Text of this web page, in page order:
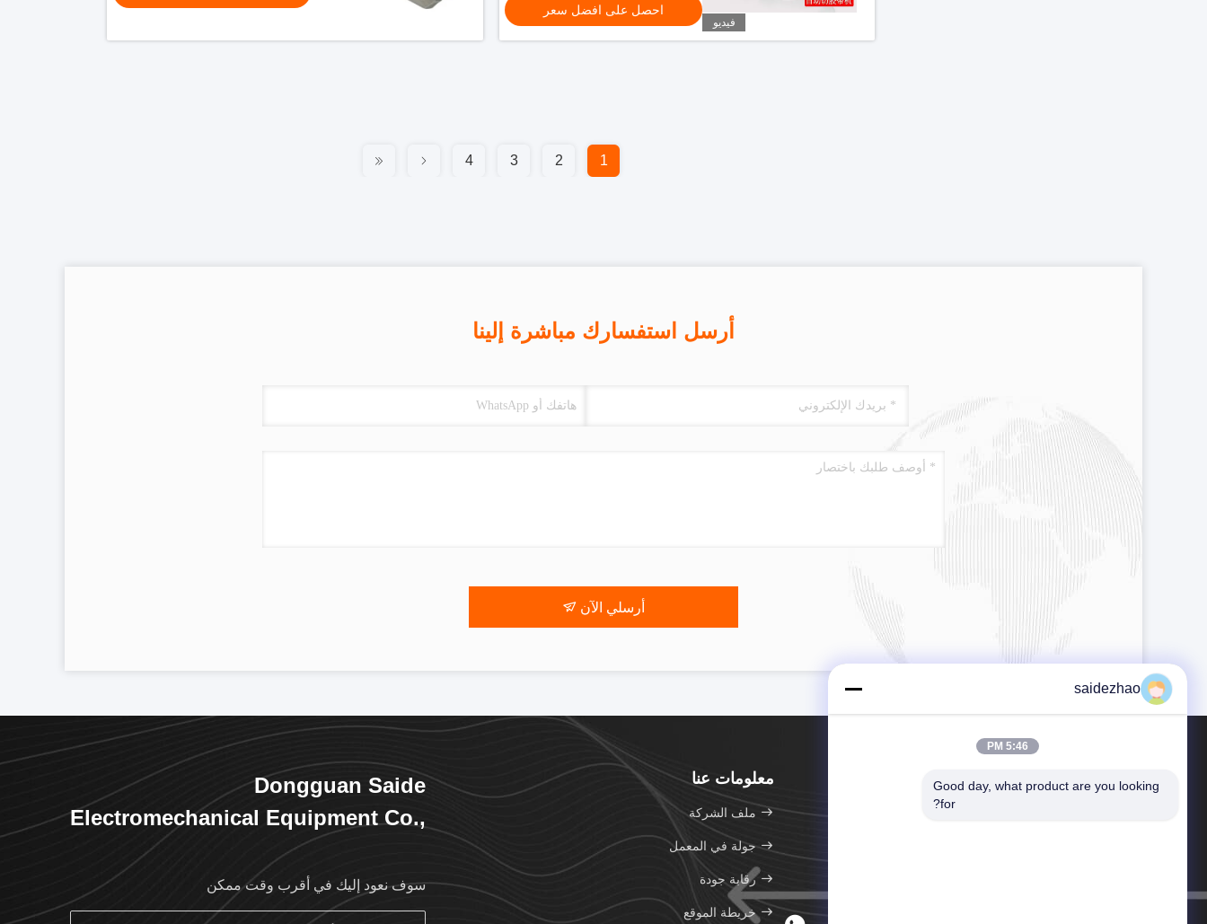
فيديو
احصل على افضل سعر
1
2
3
4
أرسل استفسارك مباشرة إلينا
أرسلي الآن
معلومات عنا
ملف الشركة
جولة في المعمل
رقابة جودة
خريطة الموقع
Dongguan Saide
Electromechanical Equipment Co.,
سوف نعود إليك في أقرب وقت ممكن
saidezhao
5:46 PM
Good day, what product are you looking
for?